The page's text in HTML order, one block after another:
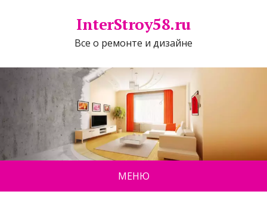
InterStroy58.ru
Все о ремонте и дизайне
МЕНЮ